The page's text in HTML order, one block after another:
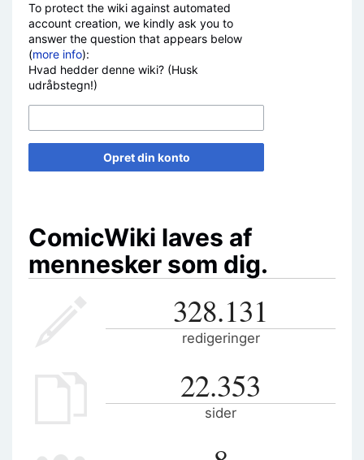
To protect the wiki against automated
account creation, we kindly ask you to
answer the question that appears below
(more info):
Hvad hedder denne wiki? (Husk
udråbstegn!)
Opret din konto
ComicWiki laves af
mennesker som dig.
328.131
redigeringer
22.353
sider